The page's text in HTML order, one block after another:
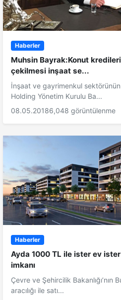
Haberler
Muhsin Bayrak:Konut
çekilmesi inşaat se...
İnşaat ve gayrimenkul
Holding Yönetim Kurulu Ba...
08.05.20186,048 görüntülenme
Haberler
Ayda 1000 TL ile ister ev
imkanı
Çevre ve Şehircilik Bakanlığı’nın
aracılığı ile satı...